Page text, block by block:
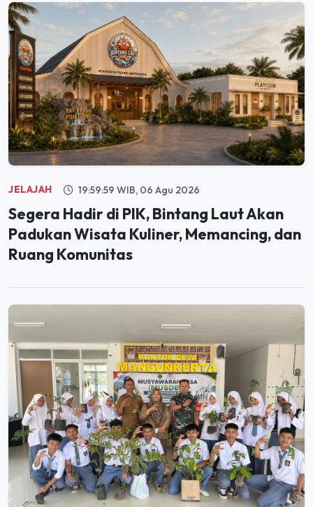
JELAJAH 19:59:59 WIB, 06 Agu 2026
Segera Hadir di PIK, Bintang Laut Akan
Padukan Wisata Kuliner, Memancing, dan
Ruang Komunitas